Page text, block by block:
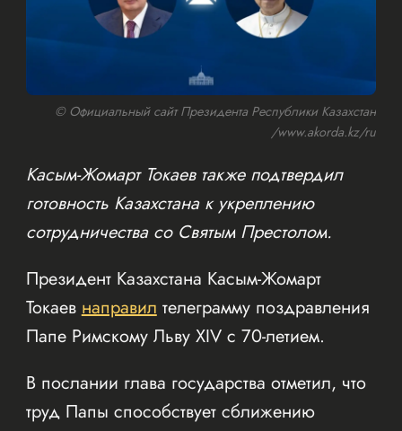
© Официальный сайт Президента Республики Казахстан
/www.akorda.kz/ru
Касым-Жомарт Токаев также подтвердил
готовность Казахстана к укреплению
сотрудничества со Святым Престолом.
Президент Казахстана Касым-Жомарт
Токаевнаправилтелеграмму поздравления
Папе Римскому Льву XIV с 70-летием.
В послании глава государства отметил, что
труд Папы способствует сближению